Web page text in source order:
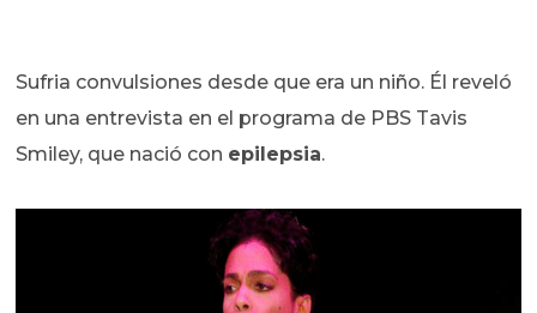
Sufria convulsiones desde que era un niño. Él reveló
en una entrevista en el programa de PBS Tavis
Smiley, que nació con epilepsia.